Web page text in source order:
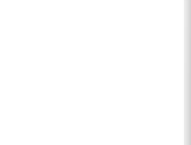
giro non si meritava
importa del mio
stampa